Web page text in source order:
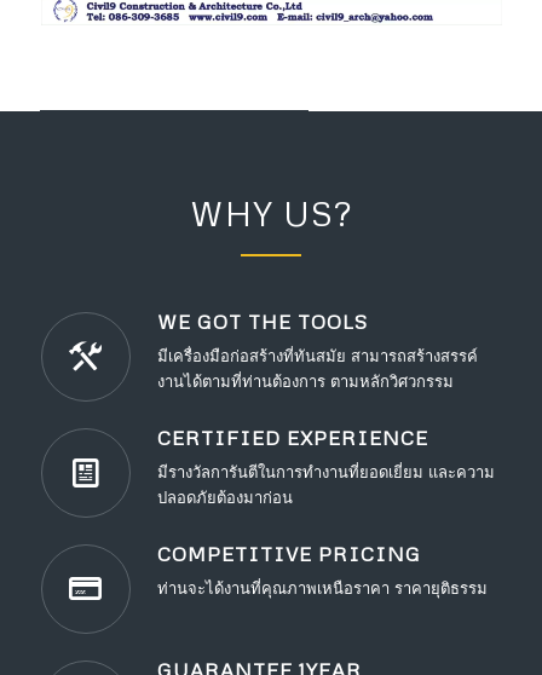
WHY US?
WE GOT THE TOOLS
มีเครื่องมือก่อสร้างที่ทันสมัย สามารถสร้างสรรค์
งานได้ตามที่ท่านต้องการ ตามหลักวิศวกรรม
CERTIFIED EXPERIENCE
มีรางวัลการันตีในการทำงานที่ยอดเยี่ยม และความ
ปลอดภัยต้องมาก่อน
COMPETITIVE PRICING
ท่านจะได้งานที่คุณภาพเหนือราคา ราคายุติธรรม